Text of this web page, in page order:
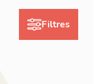
Filtres